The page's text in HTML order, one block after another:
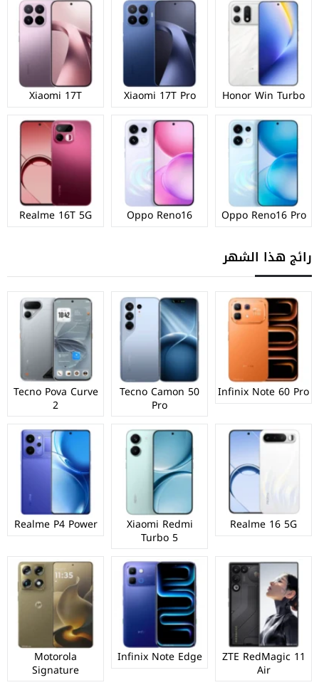
Honor Win Turbo
Xiaomi 17T Pro
Xiaomi 17T
Oppo Reno16 Pro
Oppo Reno16
Realme 16T 5G
رائج هذا الشهر
Infinix Note 60 Pro
Tecno Camon 50
Pro
Tecno Pova Curve
2
Realme 16 5G
Xiaomi Redmi
Turbo 5
Realme P4 Power
ZTE RedMagic 11
Air
Infinix Note Edge
Motorola
Signature